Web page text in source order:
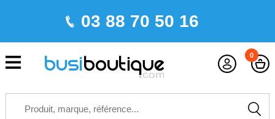
03 88 70 50 16
0